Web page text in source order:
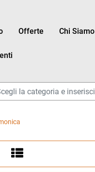
Offerte Chi Siamo
filtri disponibili.
filtri disponibili.